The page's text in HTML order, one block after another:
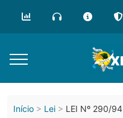
Início Lei LEI Nº 290/94